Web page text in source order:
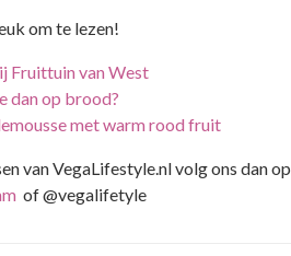
om te lezen!
Fruittuin van West
dan op brood?
met warm rood fruit
van VegaLifestyle.nl volg ons dan op
of @vegalifetyle